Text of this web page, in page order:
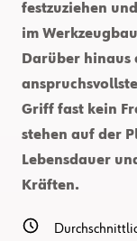
festzuziehen
im
Darüber
Griff fast kein
stehen auf der
Lebensdauer
Kräften.